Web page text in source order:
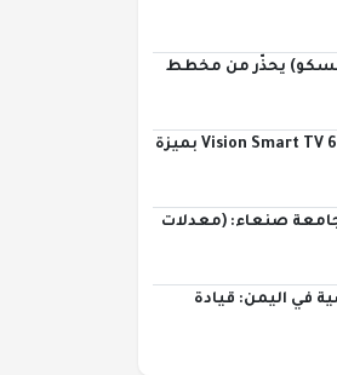
يحذّر من مخطط
هواوي تطلق تلفزيون Vision Smart TV 6 SE RGB بميزة
صنعاء: (معدلات
في اليمن: قيادة